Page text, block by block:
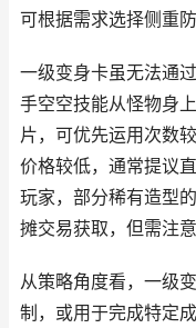
可根据需求选择侧重
一级变身卡虽无法通
手空空技能从怪物身
片，可优先运用次数
价格较低，通常提议
玩家，部分稀有造型
摊交易获取，但需注
从策略角度看，一级
制，或用于完成特定